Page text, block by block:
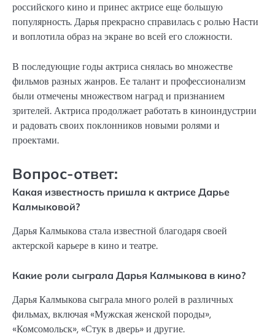
российского кино и принес актрисе еще большую
популярность. Дарья прекрасно справилась с ролью Насти
и воплотила образ на экране во всей его сложности.
В последующие годы актриса снялась во множестве
фильмов разных жанров. Ее талант и профессионализм
были отмечены множеством наград и признанием
зрителей. Актриса продолжает работать в киноиндустрии
и радовать своих поклонников новыми ролями и
проектами.
Вопрос-ответ:
Какая известность пришла к актрисе Дарье
Калмыковой?
Дарья Калмыкова стала известной благодаря своей
актерской карьере в кино и театре.
Какие роли сыграла Дарья Калмыкова в кино?
Дарья Калмыкова сыграла много ролей в различных
фильмах, включая «Мужская женской породы»,
«Комсомольск», «Стук в дверь» и другие.